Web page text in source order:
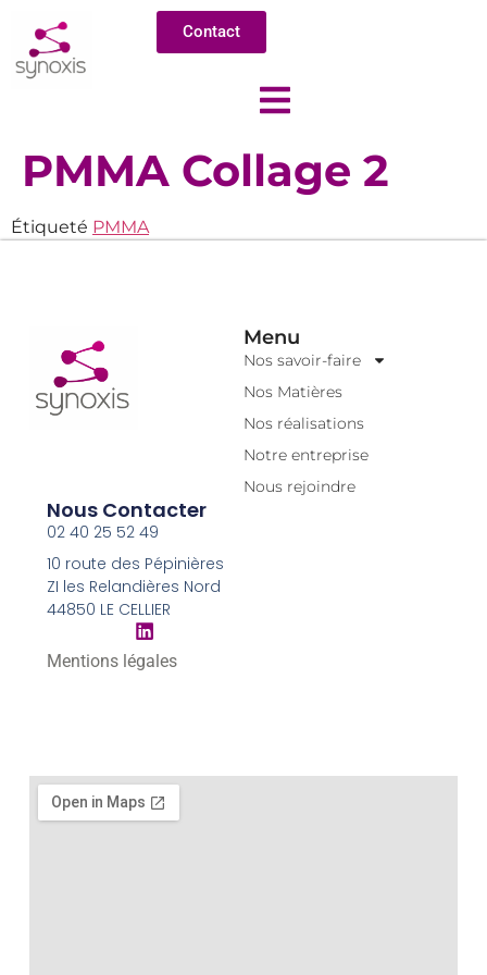
Contact
PMMA Collage 2
Étiqueté PMMA
Menu
Nos savoir-faire
Nos Matières
Nos réalisations
Notre entreprise
Nous rejoindre
Nous Contacter
02 40 25 52 49
10 route des Pépinières
ZI les Relandières Nord
44850 LE CELLIER
Mentions légales